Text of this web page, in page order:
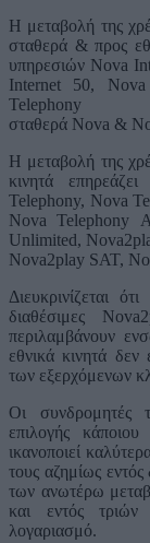
Η μεταβολή της
σταθερά & προς
υπηρεσιών Nova
Internet 50,
σταθερά Nova &
Η μεταβολή της
κινητά
Telephony, Nova
Nova Telephony
Unlimited,
Nova2play SAT,
Διευκρινίζεται
διαθέσιμες
περιλαμβάνουν
εθνικά κινητά
των εξερχόμενων
Οι συνδρομητές
επιλογής
ικανοποιεί
τους αζημίως
των ανωτέρω
και εντός
λογαριασμό.